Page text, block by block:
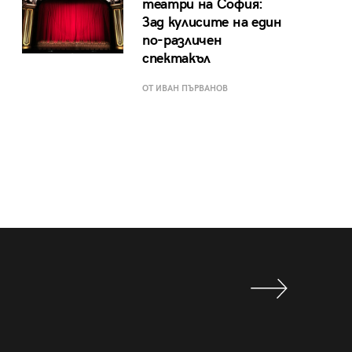
театри на София:
Зад кулисите на един
по-различен
спектакъл
ОТ ИВАН ПЪРВАНОВ